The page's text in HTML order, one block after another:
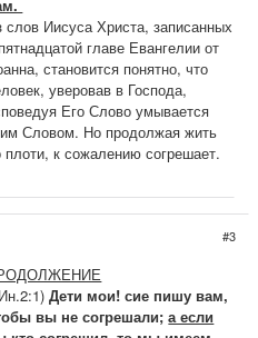
слов Иисуса Христа, записанных
главе Евангелии от
становится понятно, что
уверовав в Господа,
Его Слово умывается
Словом. Но продолжая жить
плоти, к сожалению согрешает.
3
Дети мои! сие пишу вам,
вы не согрешали;а если